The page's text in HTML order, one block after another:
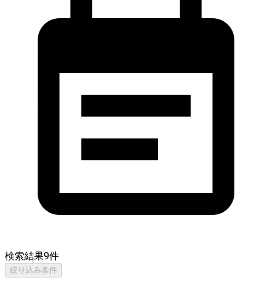
検索結果9件
絞り込み条件